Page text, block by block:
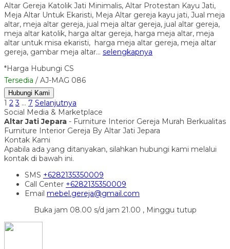
Altar Gereja Katolik Jati Minimalis, Altar Protestan Kayu Jati,
Meja Altar Untuk Ekaristi, Meja Altar gereja kayu jati, Jual meja
altar, meja altar gereja, jual meja altar gereja, jual altar gereja,
meja altar katolik, harga altar gereja, harga meja altar, meja
altar untuk misa ekaristi, harga meja altar gereja, meja altar
gereja, gambar meja altar… selengkapnya
*Harga Hubungi CS
Tersedia / AJ-MAG 086
Hubungi Kami
1 2 3 … 7 Selanjutnya
Social Media & Marketplace
Altar Jati Jepara - Furniture Interior Gereja Murah Berkualitas
Furniture Interior Gereja By Altar Jati Jepara
Kontak Kami
Apabila ada yang ditanyakan, silahkan hubungi kami melalui
kontak di bawah ini.
SMS +6282135350009
Call Center +6282135350009
Email mebel.gereja@gmail.com
Buka jam 08.00 s/d jam 21.00 , Minggu tutup